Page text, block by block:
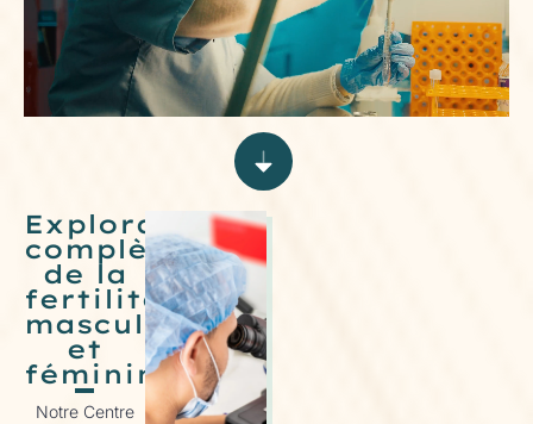
Explorations
complètes
de la
fertilité
masculine
et
féminine
Notre Centre